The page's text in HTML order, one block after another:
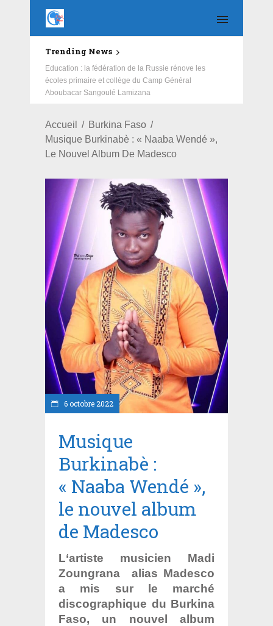
Trending News
Education : la fédération de la Russie rénove les
écoles primaire et collège du Camp Général
Aboubacar Sangoulé Lamizana
Accueil
Burkina Faso
Musique Burkinabè : « Naaba Wendé »,
Le Nouvel Album De Madesco
6 octobre 2022
Musique
Burkinabè :
« Naaba Wendé »,
le nouvel album
de Madesco
L‘artiste musicien Madi
Zoungrana alias Madesco
a mis sur le marché
discographique du Burkina
Faso, un nouvel album